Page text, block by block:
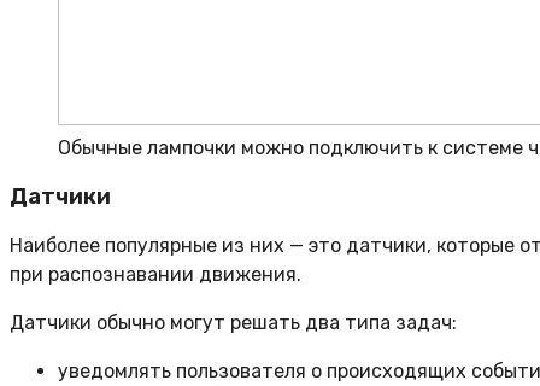
Обычные лампочки можно подключить к системе
Датчики
Наиболее популярные из них — это датчики, которые
при распознавании движения.
Датчики обычно могут решать два типа задач:
уведомлять пользователя о происходящих